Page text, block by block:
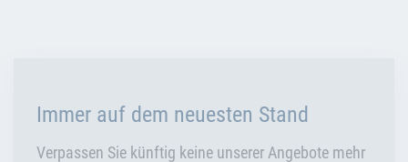
Immer auf dem neuesten Stand
Verpassen Sie künftig keine unserer Angebote mehr